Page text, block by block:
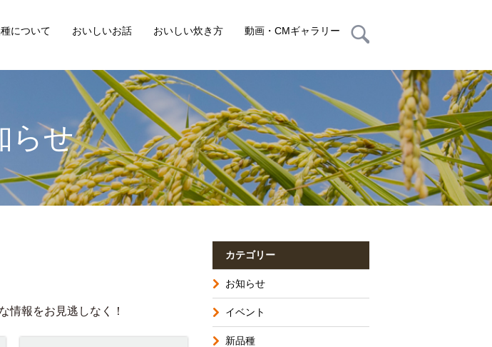
について おいしいお話 おいしい炊き方 動画・CMギャラリー
らせ
情報をお見逃しなく！
カテゴリー
お知らせ
イベント
新品種